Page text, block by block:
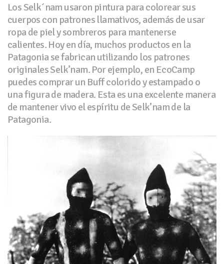
Los Selk´nam usaron pintura para colorear sus
cuerpos con patrones llamativos, además de usar
ropa de piel y sombreros para mantenerse
calientes. Hoy en día, muchos productos en la
Patagonia se fabrican utilizando los patrones
originales Selk’nam. Por ejemplo, en EcoCamp
puedes comprar un Buff colorido y estampado o
una figura de madera. Esta es una excelente manera
de mantener vivo el espíritu de Selk’nam de la
Patagonia.